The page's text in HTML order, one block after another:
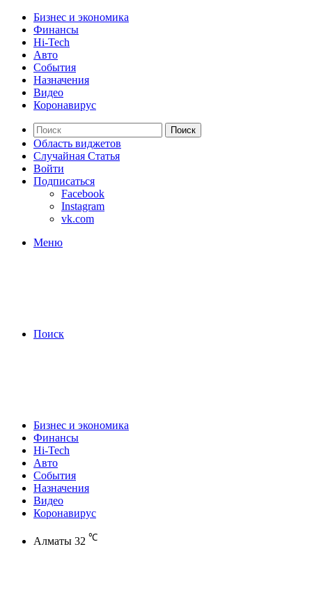
Бизнес и экономика
Финансы
Hi-Tech
Авто
События
Назначения
Видео
Коронавирус
Поиск
Область виджетов
Случайная Статья
Войти
Подписаться
Facebook
Instagram
vk.com
Меню
Поиск
Бизнес и экономика
Финансы
Hi-Tech
Авто
События
Назначения
Видео
Коронавирус
Алматы 32 ℃